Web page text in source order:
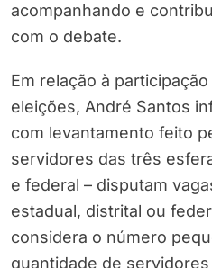
acompanhando e
com o debate.
Em relação à
eleições, André Santos
com levantamento feito
servidores das três
e federal – disputam
estadual, distrital ou
considera o número
quantidade de